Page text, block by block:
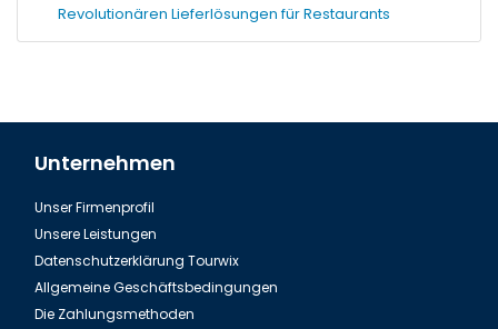
Revolutionären Lieferlösungen für Restaurants
Unternehmen
Unser Firmenprofil
Unsere Leistungen
Datenschutzerklärung Tourwix
Allgemeine Geschäftsbedingungen
Die Zahlungsmethoden